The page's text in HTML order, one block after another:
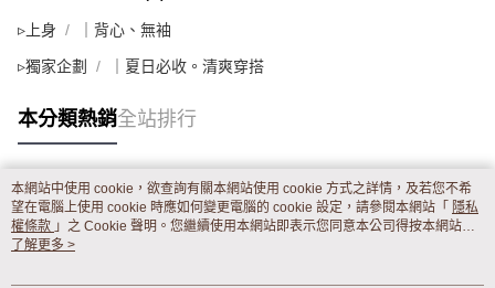
▹上身 ｜背心、無袖
▹獨家企劃 ｜夏日必收。清爽穿搭
本分類熱銷全站排行
熱門標籤
本網站中使用 cookie，欲查詢有關本網站使用 cookie 方式之詳情，及若您不希
望在電腦上使用 cookie 時應如何變更電腦的 cookie 設定，請參閱本網站「 隱私
權條款 」之 Cookie 聲明。您繼續使用本網站即表示您同意本公司得按本網站使
用條款之 Cookie 聲明使用 cookie。
了解更多 >